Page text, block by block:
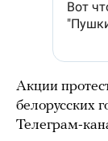
Акции
белорусских
Телеграм-